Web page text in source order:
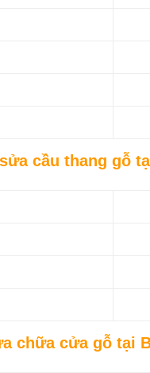
cầu thang gỗ
chữa cửa gỗ tại